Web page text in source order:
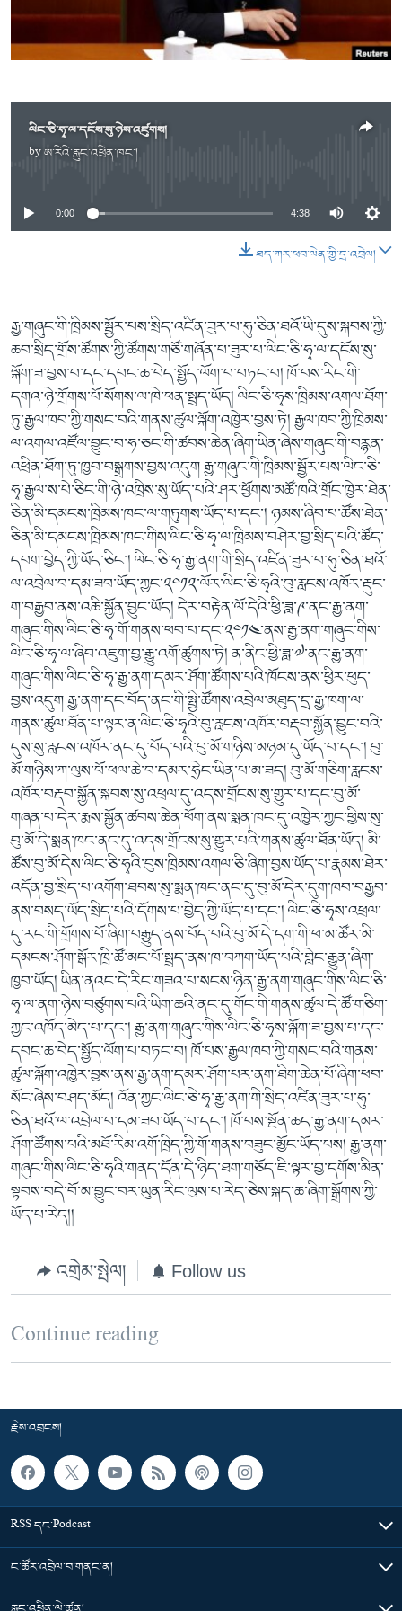
འཚོལ་
ཞིབ་
ལ་
དྲ་བརྙན་གསར་འགྱུར།
དཔེ་ཀློག
ཆབ་སྲིད་བཙོན་པ་ངོ་སྤྲོད།
བགྲོ་གླེང་མདུན་ལྕོག
དཔེ་ཀློག
ཕ་ཡུལ་གླེང་སྟེགས།
གཞོན་སྐྱེས་དང་ཤེས་ཡོན།
བུད་མེད།
སོ་ཡ་ལ། བོད་ཀྱི་གླུ་གཞས།
སྐད་ཡིག
ལིང་ཅི་ཧྭ་ལ་དངོས་སུ་ཉེས་འཛུགས།
byཨ་རིའི་རླུང་འཕྲིན་ཁང་།No media source currently available
0:00 4:38
ཐད་ཀར་ཕབ་ལེན་གྱི་དྲ་འབྲེལ།
རྒྱ་གཞུང་གི་ཁྲིམས་སྦྱོར་པས་སྲིད་འཛིན་ཟུར་པ་ཧུ་ཅིན་ཐའོ་ཡི་དུས་སྐབས་ཀྱི་
ཆབ་སྲིད་གྲོས་ཚོགས་ཀྱི་ཚོགས་གཙོ་གཞོན་པ་ཟུར་པ་ལིང་ཅི་ཧྭ་ལ་དངོས་སུ་
ལྐོག་ཟ་བྱས་པ་དང་དབང་ཆ་བེད་སྤྱོད་ལོག་པ་བཏང་བ། ཁོ་པས་རིང་གི་
དགའ་ཉེ་གྲོགས་པོ་སོགས་ལ་ཁེ་ཕན་སྤྲད་ཡོད། ལིང་ཅི་ཧྭས་ཁྲིམས་འགལ་ཐོག་
ཏུ་རྒྱལ་ཁབ་ཀྱི་གསང་བའི་གནས་ཚུལ་ལྐོག་འཁྱེར་བྱས་ཏེ། རྒྱལ་ཁབ་ཀྱི་ཁྲིམས་
ལ་འགལ་འཛོལ་བྱུང་བ་ཧ་ཅང་གི་ཚབས་ཆེན་ཞིག་ཡིན་ཞེས་གཞུང་གི་བརྙན་
འཕྲིན་ཐོག་ཏུ་ཁྱབ་བསྒྲགས་བྱས་འདུག རྒྱ་གཞུང་གི་ཁྲིམས་སྦྱོར་པས་ལིང་ཅི་
ཧྭ་རྒྱལ་ས་པེ་ཅིང་གི་ཉེ་འཁྲིས་སུ་ཡོད་པའི་ཤར་ཕྱོགས་མཚོ་ཁའི་གྲོང་ཁྱེར་ཐེན་
ཅིན་མི་དམངས་ཁྲིམས་ཁང་ལ་གཏུགས་ཡོད་པ་དང་། ཉམས་ཞིབ་པ་ཚོས་ཐེན་
ཅིན་མི་དམངས་ཁྲིམས་ཁང་གིས་ལིང་ཅི་ཧྭ་ལ་ཁྲིམས་བཤེར་བྱ་སྲིད་པའི་ཚོད་
དཔག་བྱེད་ཀྱི་ཡོད་ཅིང་། ལིང་ཅི་ཧྭ་རྒྱ་ནག་གི་སྲིད་འཛིན་ཟུར་པ་ཧུ་ཅིན་ཐའོ་
ལ་འབྲེལ་བ་དམ་ཟབ་ཡོད་ཀྱང་༢༠༡༢་ལོར་ལིང་ཅི་ཧྭའི་བུ་རླངས་འཁོར་རྡུང་
ག་བརྒྱབ་ནས་འཆི་སྐྱོན་བྱུང་ཡོད། དེར་བརྟེན་ལོ་དེའི་ཕྱི་ཟླ་༩་ནང་རྒྱ་ནག་
གཞུང་གིས་ལིང་ཅི་ཧྭ་གོ་གནས་ཕབ་པ་དང་༢༠༡༤་ནས་རྒྱ་ནག་གཞུང་གིས་
ལིང་ཅི་ཧྭ་ལ་ཞིབ་འཇུག་བྱ་རྒྱུ་འགོ་ཚུགས་ཏེ། ན་ནིང་ཕྱི་ཟླ་༧་ནང་རྒྱ་ནག་
གཞུང་གིས་ལིང་ཅི་ཧྭ་རྒྱ་ནག་དམར་ཤོག་ཚོགས་པའི་ཁོངས་ནས་ཕྱིར་ཕུད་
བྱས་འདུག རྒྱ་ནག་དང་བོད་ནང་གི་སྤྱི་ཚོགས་འབྲེལ་མཐུད་དྲ་རྒྱ་ཁག་ལ་
གནས་ཚུལ་ཐོན་པ་ལྟར་ན་ལིང་ཅི་ཧྭའི་བུ་རླངས་འཁོར་བརྡབ་སྐྱོན་བྱུང་བའི་
དུས་སུ་རླངས་འཁོར་ནང་དུ་བོད་པའི་བུ་མོ་གཉིས་མཉམ་དུ་ཡོད་པ་དང་། བུ་
མོ་གཉིས་ཀ་ལུས་པོ་ཕལ་ཆེ་བ་དམར་ཧྲེང་ཡིན་པ་མ་ཟད། བུ་མོ་གཅིག་རླངས་
འཁོར་བརྡབ་སྐྱོན་སྐབས་སུ་འཕྲལ་དུ་འདས་གྲོངས་སུ་གྱུར་པ་དང་བུ་མོ་
གཞན་པ་དེར་རྨས་སྐྱོན་ཚབས་ཆེན་ཕོག་ནས་སྨན་ཁང་དུ་འཁྱེར་ཀྱང་ཕྱིས་སུ་
བུ་མོ་དེ་སྨན་ཁང་ནང་དུ་འདས་གྲོངས་སུ་གྱུར་པའི་གནས་ཚུལ་ཐོན་ཡོད། མི་
ཚོས་བུ་མོ་དེས་ལིང་ཅི་ཧྭའི་བུས་ཁྲིམས་འགལ་ཅི་ཞིག་བྱས་ཡོད་པ་རྣམས་ཐེར་
འདོན་བྱ་སྲིད་པ་འགོག་ཐབས་སུ་སྨན་ཁང་ནང་དུ་བུ་མོ་དེར་དུག་ཁབ་བརྒྱབ་
ནས་བསད་ཡོད་སྲིད་པའི་དོགས་པ་བྱེད་ཀྱི་ཡོད་པ་དང་། ལིང་ཅི་ཧྭས་འཕྲལ་
དུ་རང་གི་གྲོགས་པོ་ཞིག་བརྒྱུད་ནས་བོད་པའི་བུ་མོ་དེ་དག་གི་ཕ་མ་ཚོར་མི་
དམངས་ཤོག་སྒོར་ཁྲི་ཚོ་མང་པོ་སྤྲད་ནས་ཁ་བཀག་ཡོད་པའི་གླེང་རྒྱུན་ཞིག་
ཁྱབ་ཡོད། ཡིན་ནའང་དེ་རིང་གཟའ་པ་སངས་ཉིན་རྒྱ་ནག་གཞུང་གིས་ལིང་ཅི་
ཧྭ་ལ་ནག་ཉེས་བཙུགས་པའི་ཡིག་ཆའི་ནང་དུ་གོང་གི་གནས་ཚུལ་དེ་ཚོ་གཅིག་
ཀྱང་འཁོད་མེད་པ་དང་། རྒྱ་ནག་གཞུང་གིས་ལིང་ཅི་ཧྭས་ལྐོག་ཟ་བྱས་པ་དང་
དབང་ཆ་བེད་སྤྱོད་ལོག་པ་བཏང་བ། ཁོ་པས་རྒྱལ་ཁབ་ཀྱི་གསང་བའི་གནས་
ཚུལ་ལྐོག་འཁྱེར་བྱས་ནས་རྒྱ་ནག་དམར་ཤོག་པར་ནག་ཐིག་ཆེན་པོ་ཞིག་ཕབ་
སོང་ཞེས་བཤད་མོད། འོན་ཀྱང་ལིང་ཅི་ཧྭ་རྒྱ་ནག་གི་སྲིད་འཛིན་ཟུར་པ་ཧུ་
ཅིན་ཐའོ་ལ་འབྲེལ་བ་དམ་ཟབ་ཡོད་པ་དང་། ཁོ་པས་སྔོན་ཆད་རྒྱ་ནག་དམར་
ཤོག་ཚོགས་པའི་མཐོ་རིམ་འགོ་ཁྲིད་ཀྱི་གོ་གནས་བཟུང་མྱོང་ཡོད་པས། རྒྱ་ནག་
གཞུང་གིས་ལིང་ཅི་ཧྭའི་གནད་དོན་དེ་ཉིད་ཐག་གཅོད་ཇི་ལྟར་བྱ་དགོས་མིན་
སྟབས་བདེ་བོ་མ་བྱུང་བར་ཡུན་རིང་ལུས་པ་རེད་ཅེས་སྐད་ཆ་ཞིག་སྒྲོགས་ཀྱི་
ཡོད་པ་རེད།།
འགྲེམ་སྤེལ། Follow us
Continue reading
རྗེས་འབྲངས།
RSS དང་Podcast
ང་ཚོར་འབྲེལ་བ་གནང་ན།